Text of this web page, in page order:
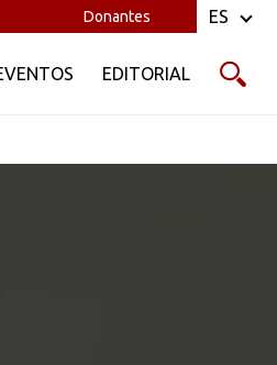
Donantes
EDITORIAL
ES